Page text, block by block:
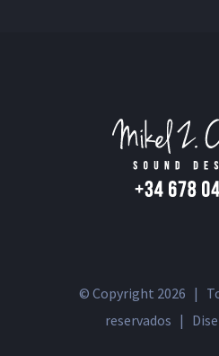
© Copyright 2026 |
reservados |